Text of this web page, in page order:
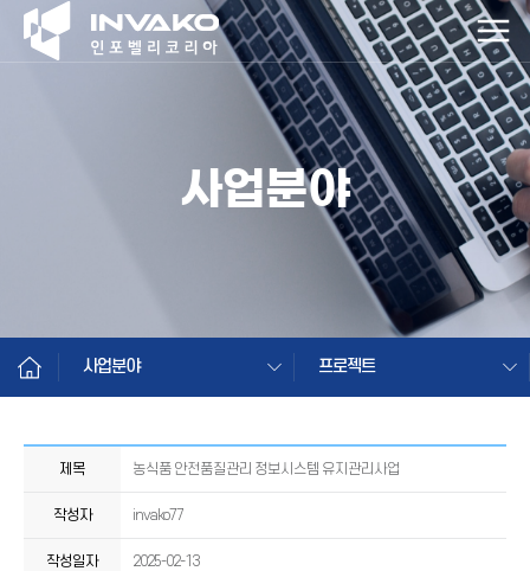
사업분야
사업분야 프로젝트
제목 농식품 안전품질관리 정보시스템 유지관리사업
작성자 invako77
작성일자 2025-02-13